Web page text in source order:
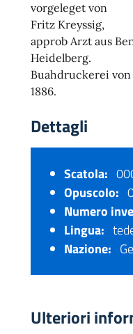
vorgeleget von
Fritz Kreyssig,
approb Arzt aus
Heidelberg.
Buahdruckerei
1886.
Dettagli
Scatola:
Opuscolo:
Numero
Lingua:
Nazione:
Ulteriori